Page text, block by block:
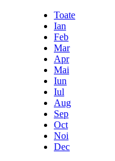
Toate
Ian
Feb
Mar
Apr
Mai
Iun
Iul
Aug
Sep
Oct
Noi
Dec